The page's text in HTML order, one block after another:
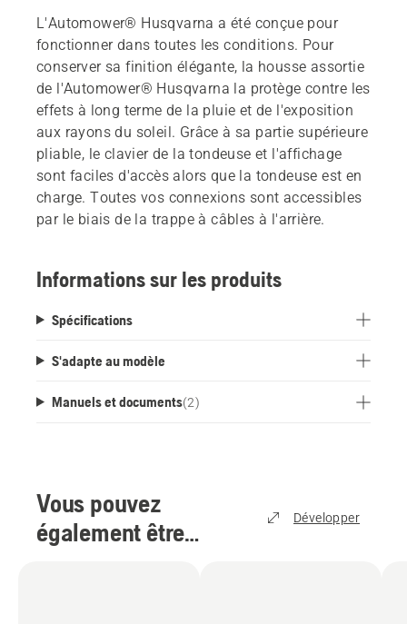
L'Automower® Husqvarna a été conçue pour
fonctionner dans toutes les conditions. Pour
conserver sa finition élégante, la housse assortie
de l'Automower® Husqvarna la protège contre les
effets à long terme de la pluie et de l'exposition
aux rayons du soleil. Grâce à sa partie supérieure
pliable, le clavier de la tondeuse et l'affichage
sont faciles d'accès alors que la tondeuse est en
charge. Toutes vos connexions sont accessibles
par le biais de la trappe à câbles à l'arrière.
Informations sur les produits
Spécifications
S'adapte au modèle
Manuels et documents(2)
Vous pouvez
également être
Développer